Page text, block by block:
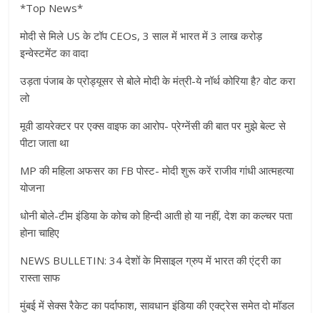
*Top News*
मोदी से मिले US के टॉप CEOs, 3 साल में भारत में 3 लाख करोड़
इन्वेस्टमेंट का वादा
उड़ता पंजाब के प्रोड्यूसर से बोले मोदी के मंत्री-ये नॉर्थ कोरिया है? वोट करा
लो
मूवी डायरेक्टर पर एक्स वाइफ का आरोप- प्रेग्नेंसी की बात पर मुझे बेल्ट से
पीटा जाता था
MP की महिला अफसर का FB पोस्ट- मोदी शुरू करें राजीव गांधी आत्महत्या
योजना
धोनी बोले-टीम इंडिया के कोच को हिन्दी आती हो या नहीं, देश का कल्चर पता
होना चाहिए
NEWS BULLETIN: 34 देशों के मिसाइल ग्रुप में भारत की एंट्री का
रास्ता साफ
मुंबई में सेक्स रैकेट का पर्दाफाश, सावधान इंडिया की एक्ट्रेस समेत दो मॉडल